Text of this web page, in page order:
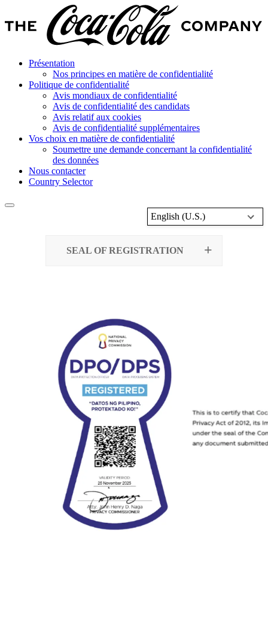
Présentation
Nos principes en matière de confidentialité
Politique de confidentialité
Avis mondiaux de confidentialité
Avis de confidentialité des candidats
Avis relatif aux cookies
Avis de confidentialité supplémentaires
Vos choix en matière de confidentialité
Soumettre une demande concernant la confidentialité
des données
Nous contacter
Country Selector
English (U.S.)
SEAL OF REGISTRATION